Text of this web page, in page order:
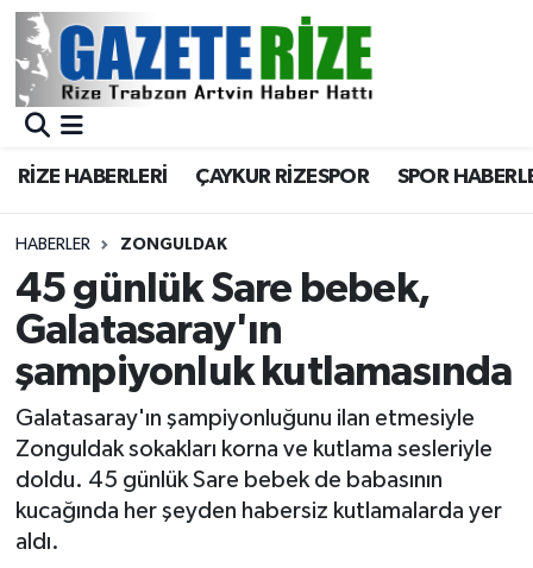
RİZE HABERLERİ ÇAYKUR RİZESPOR SPOR
HABERLER ZONGULDAK
45 günlük Sare bebek,
Galatasaray'ın
şampiyonluk kutlamasında
Galatasaray'ın şampiyonluğunu ilan etmesiyle
Zonguldak sokakları korna ve kutlama sesleriyle
doldu. 45 günlük Sare bebek de babasının
kucağında her şeyden habersiz kutlamalarda yer
aldı.
BÖLGEMİZ
Asayiş
Rize Jandarma Komutanlığı
Bilim Teknoloji
Bölge
Advertising news
Canlı Maç
Merkez Nöbetçi Eczaneler
Merkez Trafik Yoğunluk Haritası
Süper Lig Puan Durumu ve Fikstür
Tüm Manşetler
Son Dakika Haberleri
Haber Arşivi